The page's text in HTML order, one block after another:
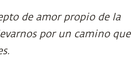
de amor propio de la
por un camino que